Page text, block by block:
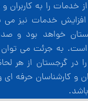
را به کاربران و
خدمات نیز می
خواهد بود و
است. به جرئت می
گرجستان از هر
و کارشناسان حرفه ای